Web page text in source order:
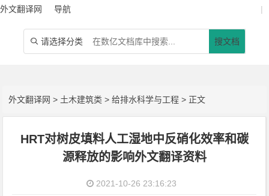
外文翻译网 导航 |
 请选择分类 搜文档
外文翻译网 > 土木建筑类 >给排水科学与工程 > 正文
HRT对树皮填料人工湿地中反硝化效率和碳
源释放的影响外文翻译资料
2021-10-26 23:16:23